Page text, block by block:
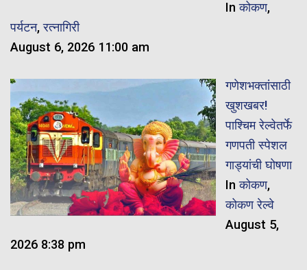
Inकोकण,
पर्यटन,रत्नागिरी
August 6, 2026 11:00 am
गणेशभक्तांसाठी
खुशखबर!
पाश्चिम रेल्वेतर्फे
गणपती स्पेशल
गाड्यांची घोषणा
Inकोकण,
कोकण रेल्वे
August 5,
2026 8:38 pm